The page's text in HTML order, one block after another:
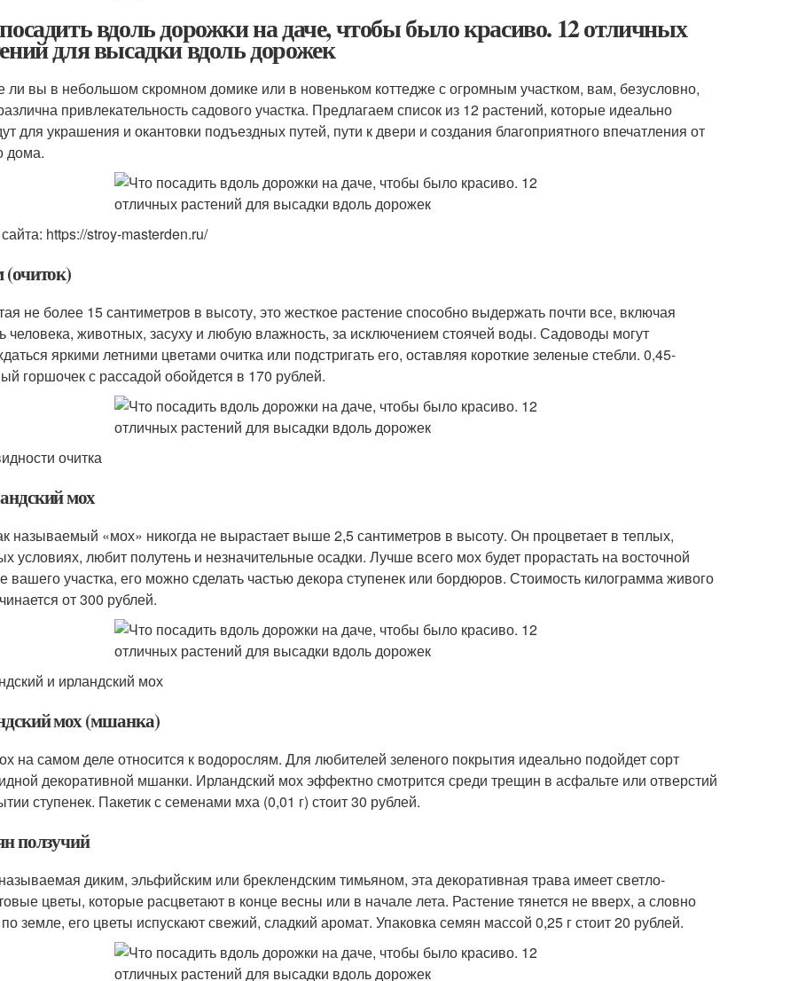
вдоль дорожки на даче, чтобы было красиво. 12 отличных
для высадки вдоль дорожек
ли вы в небольшом скромном домике или в новеньком коттедже с огромным участком, вам, безусловно,
привлекательность садового участка. Предлагаем список из 12 растений, которые идеально
для украшения и окантовки подъездных путей, пути к двери и создания благоприятного впечатления от
дома.
https://stroy-masterden.ru/
не более 15 сантиметров в высоту, это жесткое растение способно выдержать почти все, включая
человека, животных, засуху и любую влажность, за исключением стоячей воды. Садоводы могут
яркими летними цветами очитка или подстригать его, оставляя короткие зеленые стебли. 0,45-
горшочек с рассадой обойдется в 170 рублей.
очитка
мох
называемый «мох» никогда не вырастает выше 2,5 сантиметров в высоту. Он процветает в теплых,
условиях, любит полутень и незначительные осадки. Лучше всего мох будет прорастать на восточной
вашего участка, его можно сделать частью декора ступенек или бордюров. Стоимость килограмма живого
от 300 рублей.
и ирландский мох
мох (мшанка)
на самом деле относится к водорослям. Для любителей зеленого покрытия идеально подойдет сорт
декоративной мшанки. Ирландский мох эффектно смотрится среди трещин в асфальте или отверстий
ступенек. Пакетик с семенами мха (0,01 г) стоит 30 рублей.
ползучий
диким, эльфийским или бреклендским тимьяном, эта декоративная трава имеет светло-
цветы, которые расцветают в конце весны или в начале лета. Растение тянется не вверх, а словно
по земле, его цветы испускают свежий, сладкий аромат. Упаковка семян массой 0,25 г стоит 20 рублей.